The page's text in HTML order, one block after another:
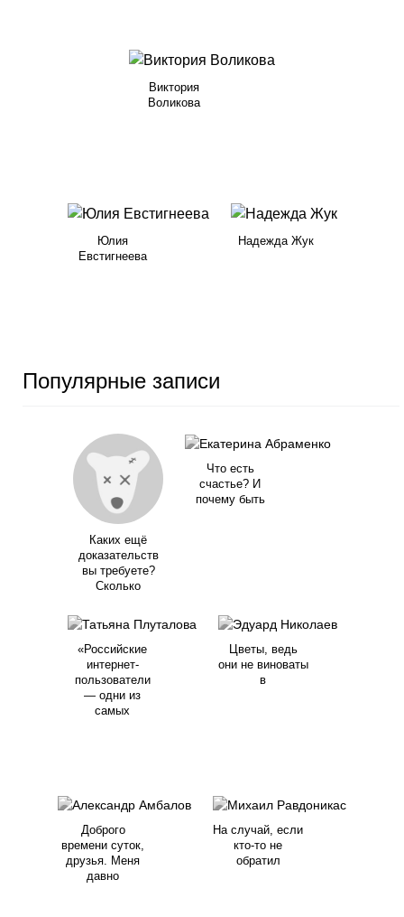
Виктория
Воликова
Юлия
Евстигнеева
Надежда Жук
Популярные записи
Каких ещё
доказательств
вы требуете?
Сколько
Что есть
счастье? И
почему быть
«Российские
интернет-
пользователи
— одни из
самых
Цветы, ведь
они не виноваты
в
Доброго
времени суток,
друзья. Меня
давно
На случай, если
кто-то не
обратил